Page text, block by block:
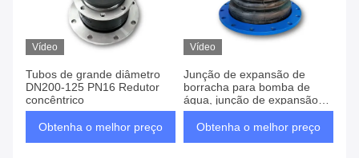
Vídeo
Tubos de grande diâmetro
DN200-125 PN16 Redutor
concêntrico
Obtenha o melhor preço
Vídeo
Junção de expansão de
borracha para bomba de
água, junção de expansão
de borracha redutora
excêntrica DN100
Obtenha o melhor preço